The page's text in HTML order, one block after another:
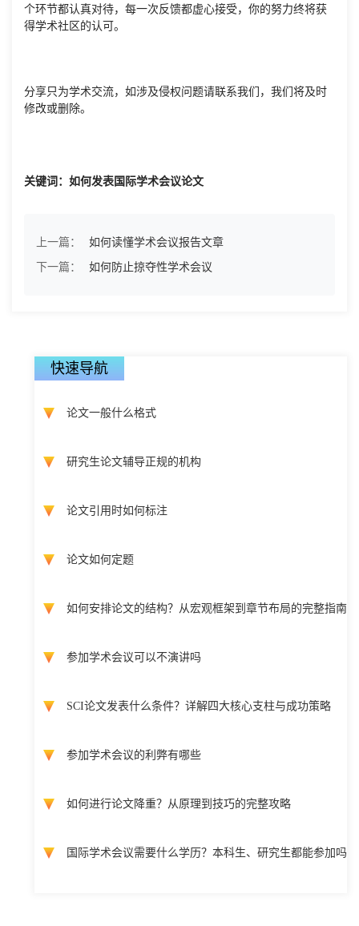
个环节都认真对待，每一次反馈都虚心接受，你的努力终将获
得学术社区的认可。
分享只为学术交流，如涉及侵权问题请联系我们，我们将及时
修改或删除。
关键词：如何发表国际学术会议论文
上一篇：
如何读懂学术会议报告文章
下一篇：
如何防止掠夺性学术会议
快速导航
论文一般什么格式
研究生论文辅导正规的机构
论文引用时如何标注
论文如何定题
如何安排论文的结构？从宏观框架到章节布局的完整指南
参加学术会议可以不演讲吗
SCI论文发表什么条件？详解四大核心支柱与成功策略
参加学术会议的利弊有哪些
如何进行论文降重？从原理到技巧的完整攻略
国际学术会议需要什么学历？本科生、研究生都能参加吗